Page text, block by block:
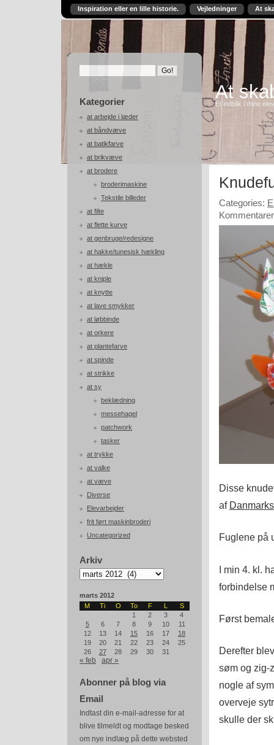
Inspiration eller en lille historie. Vejledninger At
Kategorier
at arbejde i læder
at båndvæve
at batikfarve
at brikvæve
at brodere
broderimaskine
Tekstile billeder
at filte
at flette kurve
at genbruge/redesigne
at hakke/tunesisk hækling
at hækle
at kniple
at knytte
at lave smykker
at løbbinde
at orkere
at plantefarve
at spinde
at strikke
at sy
beklædning
messehagel
patchwork
tasker
at trykke
at valke
at væve
Diverse
Elevarbejder
frit ført maskinbroderi
Uncategorized
Arkiv
Arkiv
marts 2012
M
Ti O To F L
S
1
2 3
4
5
6 7 8 9 10
11
12
13 14 15 16 17
18
19
20 21 22 23 24
25
26
27 28 29 30 31
« feb apr »
Abonner på blog via
Email
Indtast din e-mail-adresse for at
blive tilmeldt og modtage besked
om nye indlæg på dette websted
At
Et indblik i mine
Categories:
Disse
af
Fuglene på
I min 4. kl.
forbindelse
Først
Derefter
søm og zig-
nogle af
overveje
skulle der